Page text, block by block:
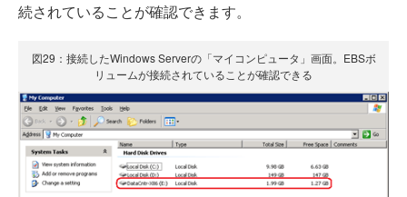
続されていることが確認できます。
図29：接続したWindows Serverの「マイコンピュータ」画面。EBSボ
リュームが接続されていることが確認できる